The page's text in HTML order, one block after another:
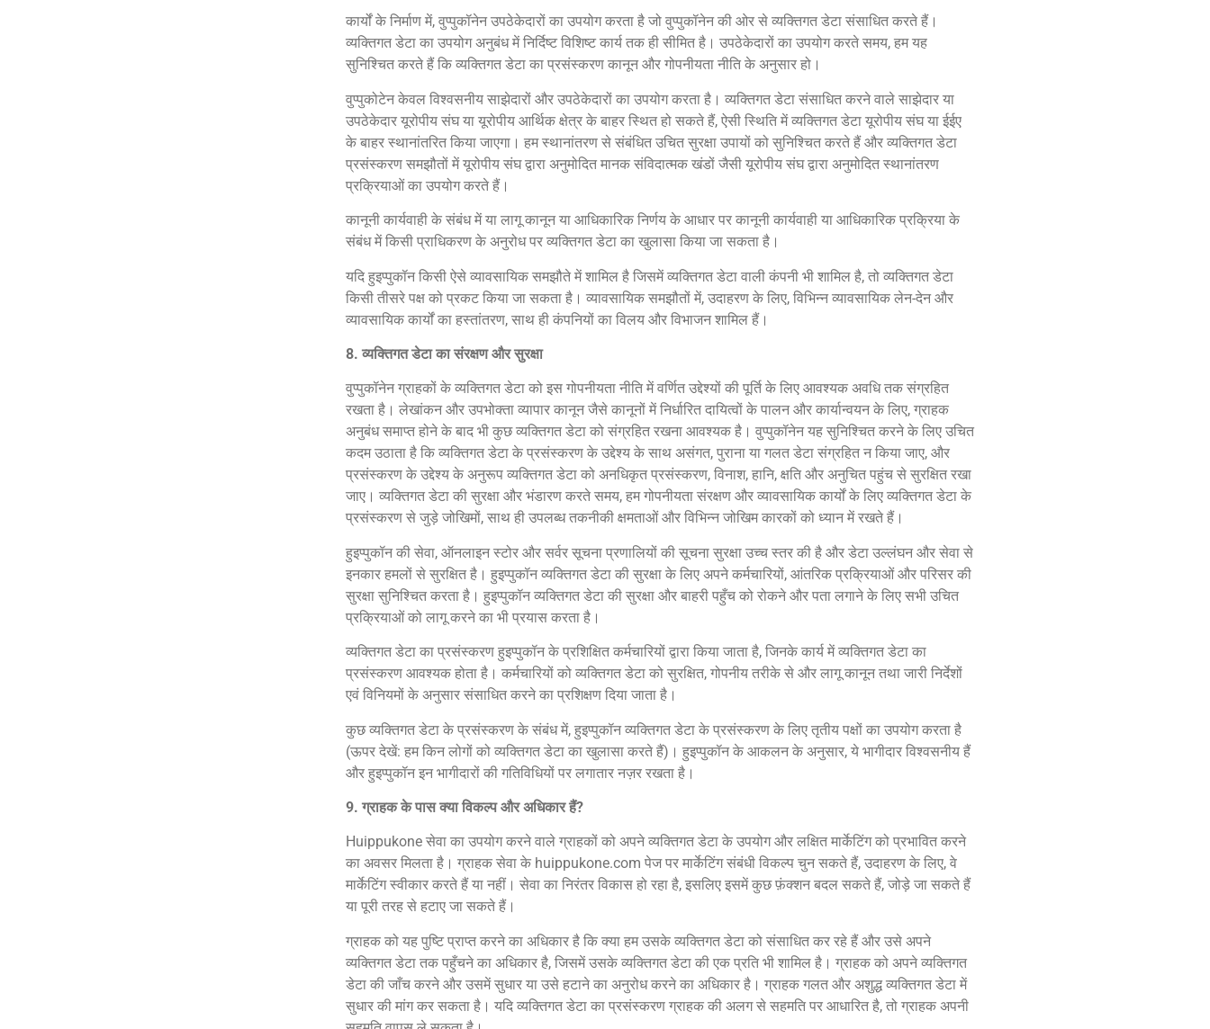
कार्यों के निर्माण में, वुप्पुकॉनेन उपठेकेदारों का उपयोग करता है जो वुप्पुकॉनेन की ओर से व्यक्तिगत डेटा संसाधित करते हैं।
व्यक्तिगत डेटा का उपयोग अनुबंध में निर्दिष्ट विशिष्ट कार्य तक ही सीमित है। उपठेकेदारों का उपयोग करते समय, हम यह
सुनिश्चित करते हैं कि व्यक्तिगत डेटा का प्रसंस्करण कानून और गोपनीयता नीति के अनुसार हो।
वुप्पुकोटेन केवल विश्वसनीय साझेदारों और उपठेकेदारों का उपयोग करता है। व्यक्तिगत डेटा संसाधित करने वाले साझेदार या
उपठेकेदार यूरोपीय संघ या यूरोपीय आर्थिक क्षेत्र के बाहर स्थित हो सकते हैं, ऐसी स्थिति में व्यक्तिगत डेटा यूरोपीय संघ या ईईए
के बाहर स्थानांतरित किया जाएगा। हम स्थानांतरण से संबंधित उचित सुरक्षा उपायों को सुनिश्चित करते हैं और व्यक्तिगत डेटा
प्रसंस्करण समझौतों में यूरोपीय संघ द्वारा अनुमोदित मानक संविदात्मक खंडों जैसी यूरोपीय संघ द्वारा अनुमोदित स्थानांतरण
प्रक्रियाओं का उपयोग करते हैं।
कानूनी कार्यवाही के संबंध में या लागू कानून या आधिकारिक निर्णय के आधार पर कानूनी कार्यवाही या आधिकारिक प्रक्रिया के
संबंध में किसी प्राधिकरण के अनुरोध पर व्यक्तिगत डेटा का खुलासा किया जा सकता है।
यदि हुइप्पुकॉन किसी ऐसे व्यावसायिक समझौते में शामिल है जिसमें व्यक्तिगत डेटा वाली कंपनी भी शामिल है, तो व्यक्तिगत डेटा
किसी तीसरे पक्ष को प्रकट किया जा सकता है। व्यावसायिक समझौतों में, उदाहरण के लिए, विभिन्न व्यावसायिक लेन-देन और
व्यावसायिक कार्यों का हस्तांतरण, साथ ही कंपनियों का विलय और विभाजन शामिल हैं।
8. व्यक्तिगत डेटा का संरक्षण और सुरक्षा
वुप्पुकॉनेन ग्राहकों के व्यक्तिगत डेटा को इस गोपनीयता नीति में वर्णित उद्देश्यों की पूर्ति के लिए आवश्यक अवधि तक संग्रहित
रखता है। लेखांकन और उपभोक्ता व्यापार कानून जैसे कानूनों में निर्धारित दायित्वों के पालन और कार्यान्वयन के लिए, ग्राहक
अनुबंध समाप्त होने के बाद भी कुछ व्यक्तिगत डेटा को संग्रहित रखना आवश्यक है। वुप्पुकॉनेन यह सुनिश्चित करने के लिए उचित
कदम उठाता है कि व्यक्तिगत डेटा के प्रसंस्करण के उद्देश्य के साथ असंगत, पुराना या गलत डेटा संग्रहित न किया जाए, और
प्रसंस्करण के उद्देश्य के अनुरूप व्यक्तिगत डेटा को अनधिकृत प्रसंस्करण, विनाश, हानि, क्षति और अनुचित पहुंच से सुरक्षित रखा
जाए। व्यक्तिगत डेटा की सुरक्षा और भंडारण करते समय, हम गोपनीयता संरक्षण और व्यावसायिक कार्यों के लिए व्यक्तिगत डेटा के
प्रसंस्करण से जुड़े जोखिमों, साथ ही उपलब्ध तकनीकी क्षमताओं और विभिन्न जोखिम कारकों को ध्यान में रखते हैं।
हुइप्पुकॉन की सेवा, ऑनलाइन स्टोर और सर्वर सूचना प्रणालियों की सूचना सुरक्षा उच्च स्तर की है और डेटा उल्लंघन और सेवा से
इनकार हमलों से सुरक्षित है। हुइप्पुकॉन व्यक्तिगत डेटा की सुरक्षा के लिए अपने कर्मचारियों, आंतरिक प्रक्रियाओं और परिसर की
सुरक्षा सुनिश्चित करता है। हुइप्पुकॉन व्यक्तिगत डेटा की सुरक्षा और बाहरी पहुँच को रोकने और पता लगाने के लिए सभी उचित
प्रक्रियाओं को लागू करने का भी प्रयास करता है।
व्यक्तिगत डेटा का प्रसंस्करण हुइप्पुकॉन के प्रशिक्षित कर्मचारियों द्वारा किया जाता है, जिनके कार्य में व्यक्तिगत डेटा का
प्रसंस्करण आवश्यक होता है। कर्मचारियों को व्यक्तिगत डेटा को सुरक्षित, गोपनीय तरीके से और लागू कानून तथा जारी निर्देशों
एवं विनियमों के अनुसार संसाधित करने का प्रशिक्षण दिया जाता है।
कुछ व्यक्तिगत डेटा के प्रसंस्करण के संबंध में, हुइप्पुकॉन व्यक्तिगत डेटा के प्रसंस्करण के लिए तृतीय पक्षों का उपयोग करता है
(ऊपर देखें: हम किन लोगों को व्यक्तिगत डेटा का खुलासा करते हैं)। हुइप्पुकॉन के आकलन के अनुसार, ये भागीदार विश्वसनीय हैं
और हुइप्पुकॉन इन भागीदारों की गतिविधियों पर लगातार नज़र रखता है।
9. ग्राहक के पास क्या विकल्प और अधिकार हैं?
Huippukone सेवा का उपयोग करने वाले ग्राहकों को अपने व्यक्तिगत डेटा के उपयोग और लक्षित मार्केटिंग को प्रभावित करने
का अवसर मिलता है। ग्राहक सेवा के huippukone.com पेज पर मार्केटिंग संबंधी विकल्प चुन सकते हैं, उदाहरण के लिए, वे
मार्केटिंग स्वीकार करते हैं या नहीं। सेवा का निरंतर विकास हो रहा है, इसलिए इसमें कुछ फ़ंक्शन बदल सकते हैं, जोड़े जा सकते हैं
या पूरी तरह से हटाए जा सकते हैं।
ग्राहक को यह पुष्टि प्राप्त करने का अधिकार है कि क्या हम उसके व्यक्तिगत डेटा को संसाधित कर रहे हैं और उसे अपने
व्यक्तिगत डेटा तक पहुँचने का अधिकार है, जिसमें उसके व्यक्तिगत डेटा की एक प्रति भी शामिल है। ग्राहक को अपने व्यक्तिगत
डेटा की जाँच करने और उसमें सुधार या उसे हटाने का अनुरोध करने का अधिकार है। ग्राहक गलत और अशुद्ध व्यक्तिगत डेटा में
सुधार की मांग कर सकता है। यदि व्यक्तिगत डेटा का प्रसंस्करण ग्राहक की अलग से सहमति पर आधारित है, तो ग्राहक अपनी